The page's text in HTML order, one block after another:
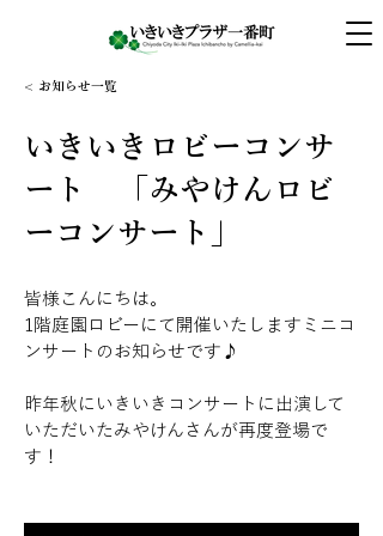
< お知らせ一覧
いきいきロビーコンサ
ート 「みやけんロビ
ーコンサート」
皆様こんにちは。
1階庭園ロビーにて開催いたしますミニコ
ンサートのお知らせです♪
昨年秋にいきいきコンサートに出演して
いただいたみやけんさんが再度登場で
す！